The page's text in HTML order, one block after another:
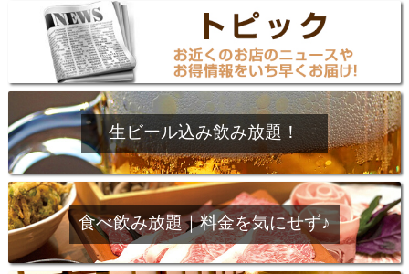
生ビール込み飲み放題！
食べ飲み放題｜料金を気にせず♪